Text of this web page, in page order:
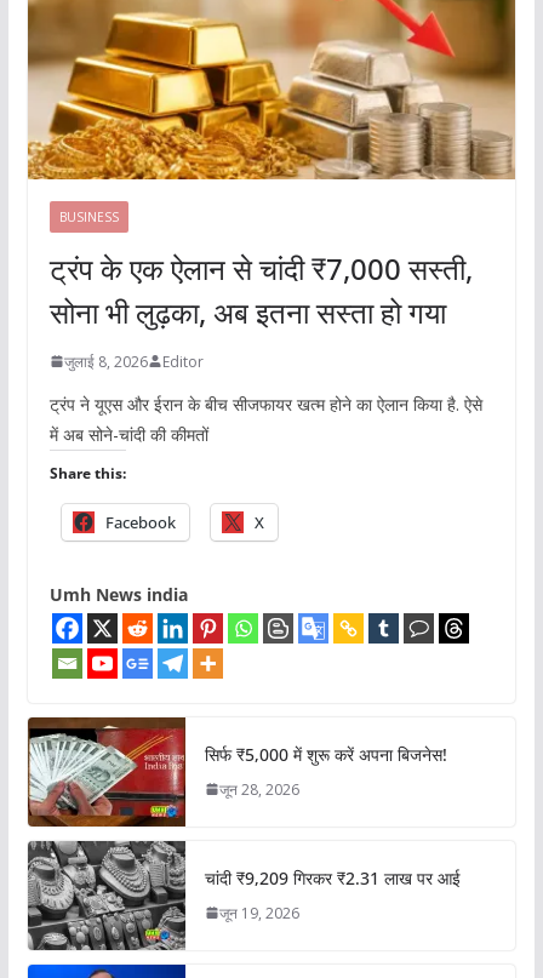
BUSINESS
ट्रंप के एक ऐलान से चांदी ₹7,000 सस्ती,
सोना भी लुढ़का, अब इतना सस्ता हो गया
जुलाई 8, 2026 Editor
ट्रंप ने यूएस और ईरान के बीच सीजफायर खत्म होने का ऐलान किया है. ऐसे
में अब सोने-चांदी की कीमतों
Share this:
Facebook X
Umh News india
सिर्फ ₹5,000 में शुरू करें अपना बिजनेस!
जून 28, 2026
चांदी ₹9,209 गिरकर ₹2.31 लाख पर आई
जून 19, 2026